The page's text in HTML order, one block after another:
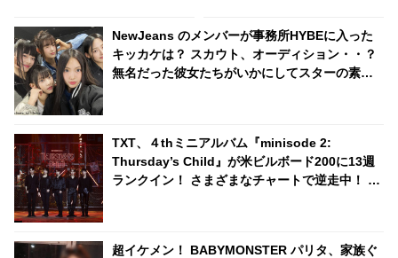
す・・ トリコになるのも納得の
どこか癖になる過去写真に注目
殺到
ろこびを表現する彼にメンバー
大爆笑
NewJeans のメンバーが事務所HYBEに入った
キッカケは？ スカウト、オーディション・・？
無名だった彼女たちがいかにしてスターの素質
TXT、４thミニアルバム『minisode 2:
Thursday’s Child』が米ビルボード200に13週
ランクイン！ さまざまなチャートで逆走中！ 自
超イケメン！ BABYMONSTER パリタ、家族ぐ